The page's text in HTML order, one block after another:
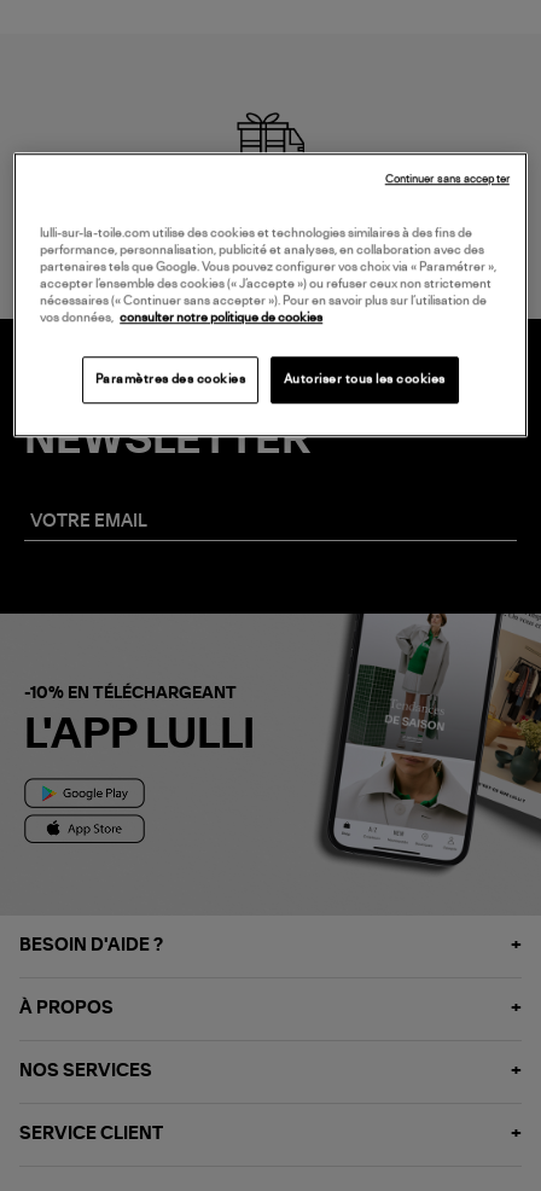
à partir de 150 € d'achat*
20 € EN VOUS INSCRIVANT À LA
NEWSLETTER
-10% EN TÉLÉCHARGEANT
L'APP LULLI
BESOIN D'AIDE ?
À PROPOS
NOS SERVICES
SERVICE CLIENT
lulli-sur-la-toile.com utilise des cookies et technologies similaires à des fins de
performance, personnalisation, publicité et analyses, en collaboration avec des
partenaires tels que Google. Vous pouvez configurer vos choix via « Paramétrer »,
accepter l’ensemble des cookies (« J’accepte ») ou refuser ceux non strictement
nécessaires (« Continuer sans accepter »). Pour en savoir plus sur l’utilisation de
vos données, consulter notre politique de cookies
Paramètres des cookies Autoriser tous les cookies
Continuer sans accepter